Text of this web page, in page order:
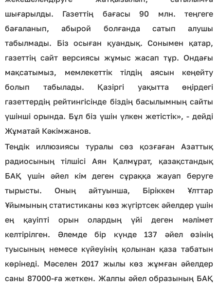
шығарылды. Газеттің бағасы 90 млн. теңгеге
бағаланып, абырой болғанда сатып алушы
табылмады. Біз осыған қуандық. Сонымен қатар,
газеттің сайт версиясы жұмыс жасап тұр. Ондағы
мақсатымыз, мемлекеттік тілдің аясын кеңейту
болып табылады. Қазіргі уақытта өңірдегі
газеттердің рейтингісінде біздің басылымның сайты
үшінші орында. Бұл біз үшін үлкен жетістік», - дейді
Жұматай Кәкімжанов.
Теңдік иллюзиясы туралы сөз қозғаған Азаттық
радиосының тілшісі Аян Қалмұрат, қазақстандық
БАҚ үшін әйел кім деген сұраққа жауап беруге
тырысты. Оның айтуынша, Біріккен Ұлттар
Ұйымының статистиканы көз жүгіртсек әйелдер үшін
ең қауіпті орын олардың үйі деген мәлімет
келтірілген. Әлемде бір күнде 137 әйел өзінің
туысының немесе күйеуінің қолынан қаза табатын
көрінеді. Мәселен 2017 жылы көз жұмған әйелдер
саны 87000-ға жеткен. Жалпы әйел образының БАҚ